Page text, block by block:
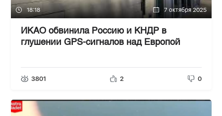
18:18 7 октября 2025
ИКАО обвинила Россию и КНДР в
глушении GPS-сигналов над Европой
3801 2 0